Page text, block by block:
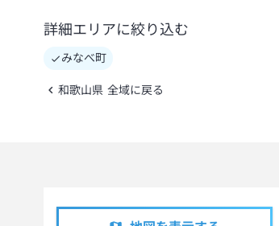
詳細エリアに絞り込む
みなべ町
和歌山県 全域に戻る